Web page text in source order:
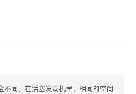
同。在活塞发动机里，相同的空间